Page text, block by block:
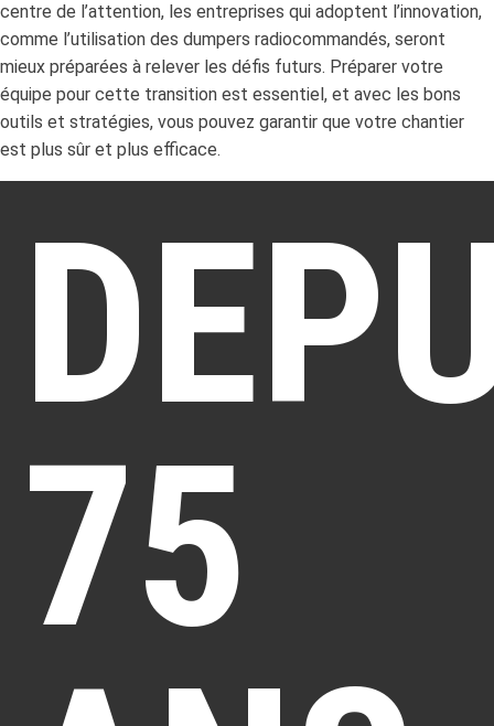
centre de l’attention, les entreprises qui adoptent l’innovation,
comme l’utilisation des dumpers radiocommandés, seront
mieux préparées à relever les défis futurs. Préparer votre
équipe pour cette transition est essentiel, et avec les bons
outils et stratégies, vous pouvez garantir que votre chantier
est plus sûr et plus efficace.
75